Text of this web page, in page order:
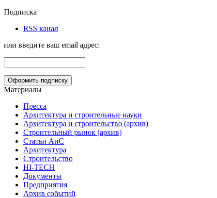
Подписка
RSS канал
или введите ваш email адрес:
Материалы
Пресса
Архитектура и строительные науки
Архитектура и строительство (архив)
Строительный рынок (архив)
Статьи АиС
Архитектура
Строительство
HI-TECH
Документы
Предприятия
Архив событий